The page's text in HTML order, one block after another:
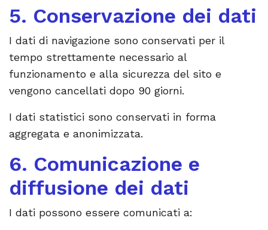
5. Conservazione dei dati
I dati di navigazione sono conservati per il
tempo strettamente necessario al
funzionamento e alla sicurezza del sito e
vengono cancellati dopo 90 giorni.
I dati statistici sono conservati in forma
aggregata e anonimizzata.
6. Comunicazione e
diffusione dei dati
I dati possono essere comunicati a: